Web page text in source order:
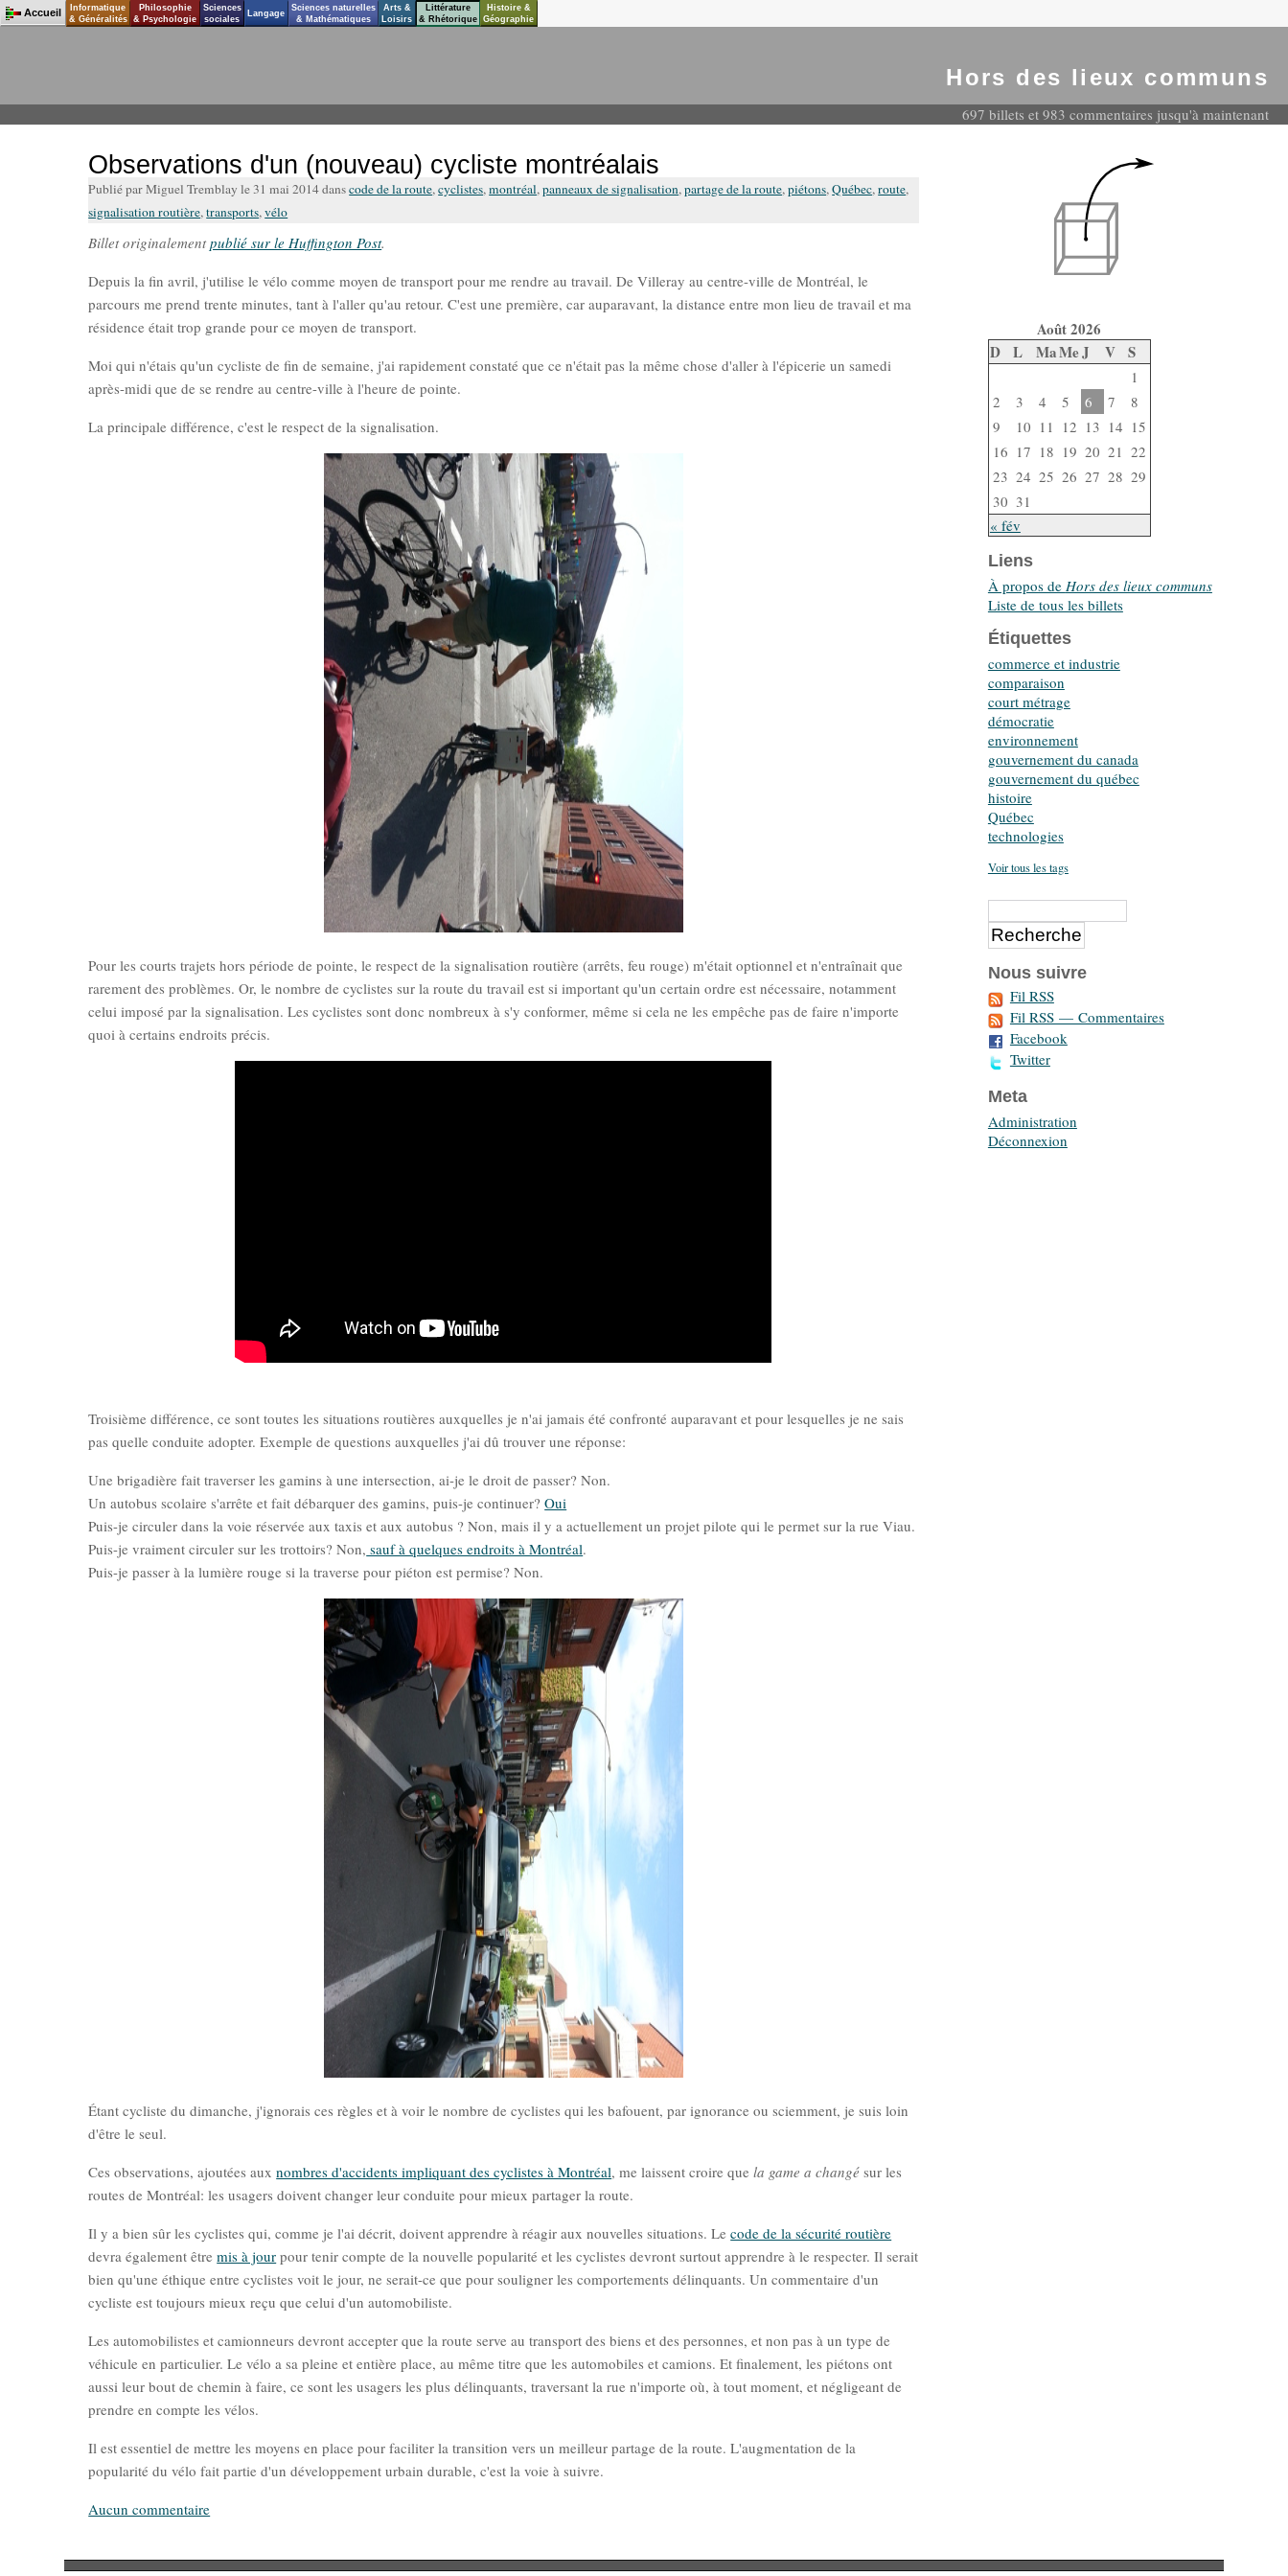
Hors des lieux communs
697 billets et 983 commentaires jusqu'à maintenant
Observations d'un (nouveau) cycliste montréalais
Publié par Miguel Tremblay le 31 mai 2014 danscode de la route,cyclistes,montréal,panneaux de signalisation,partage de la route,piétons,Québec,route,
signalisation routière,transports,vélo
Billet originalementpublié sur le Huffington Post.
Depuis la fin avril, j'utilise le vélo comme moyen de transport pour me rendre au travail. De Villeray au centre-ville de Montréal, le
parcours me prend trente minutes, tant à l'aller qu'au retour. C'est une première, car auparavant, la distance entre mon lieu de travail et ma
résidence était trop grande pour ce moyen de transport.
Moi qui n'étais qu'un cycliste de fin de semaine, j'ai rapidement constaté que ce n'était pas la même chose d'aller à l'épicerie un samedi
après-midi que de se rendre au centre-ville à l'heure de pointe.
La principale différence, c'est le respect de la signalisation.
Pour les courts trajets hors période de pointe, le respect de la signalisation routière (arrêts, feu rouge) m'était optionnel et n'entraînait que
rarement des problèmes. Or, le nombre de cyclistes sur la route du travail est si important qu'un certain ordre est nécessaire, notamment
celui imposé par la signalisation. Les cyclistes sont donc nombreux à s'y conformer, même si cela ne les empêche pas de faire n'importe
quoi à certains endroits précis.
Troisième différence, ce sont toutes les situations routières auxquelles je n'ai jamais été confronté auparavant et pour lesquelles je ne sais
pas quelle conduite adopter. Exemple de questions auxquelles j'ai dû trouver une réponse:
Une brigadière fait traverser les gamins à une intersection, ai-je le droit de passer? Non.
Un autobus scolaire s'arrête et fait débarquer des gamins, puis-je continuer?Oui
Puis-je circuler dans la voie réservée aux taxis et aux autobus ? Non, mais il y a actuellement un projet pilote qui le permet sur la rue Viau.
Puis-je vraiment circuler sur les trottoirs? Non, sauf à quelques endroits à Montréal.
Puis-je passer à la lumière rouge si la traverse pour piéton est permise? Non.
Étant cycliste du dimanche, j'ignorais ces règles et à voir le nombre de cyclistes qui les bafouent, par ignorance ou sciemment, je suis loin
d'être le seul.
Ces observations, ajoutées auxnombres d'accidents impliquant des cyclistes à Montréal, me laissent croire quela game a changé sur les
routes de Montréal: les usagers doivent changer leur conduite pour mieux partager la route.
Il y a bien sûr les cyclistes qui, comme je l'ai décrit, doivent apprendre à réagir aux nouvelles situations. Lecode de la sécurité routière
devra également êtremis à jour pour tenir compte de la nouvelle popularité et les cyclistes devront surtout apprendre à le respecter. Il serait
bien qu'une éthique entre cyclistes voit le jour, ne serait-ce que pour souligner les comportements délinquants. Un commentaire d'un
cycliste est toujours mieux reçu que celui d'un automobiliste.
Les automobilistes et camionneurs devront accepter que la route serve au transport des biens et des personnes, et non pas à un type de
véhicule en particulier. Le vélo a sa pleine et entière place, au même titre que les automobiles et camions. Et finalement, les piétons ont
aussi leur bout de chemin à faire, ce sont les usagers les plus délinquants, traversant la rue n'importe où, à tout moment, et négligeant de
prendre en compte les vélos.
Il est essentiel de mettre les moyens en place pour faciliter la transition vers un meilleur partage de la route. L'augmentation de la
popularité du vélo fait partie d'un développement urbain durable, c'est la voie à suivre.
Aucun commentaire
Août 2026
D L MaMeJ V S
« fév
1
2
3 4 5 6 7
8
9
10 11 12 13 14 15
16 17 18 19 20 21 22
23 24 25 26 27 28 29
30 31
Liens
À propos de Hors des lieux communs
Liste de tous les billets
Étiquettes
commerce et industrie
comparaison
court métrage
démocratie
environnement
gouvernement du canada
gouvernement du québec
histoire
Québec
technologies
Voir tous les tags
Nous suivre
Fil RSS
Fil RSS — Commentaires
Facebook
Twitter
Meta
Administration
Déconnexion
Accueil
Informatique
& Généralités
Philosophie
& Psychologie
Sciences
sociales
Langage
Sciences naturelles
& Mathématiques
Arts &
Loisirs
Littérature
& Rhétorique
Histoire &
Géographie